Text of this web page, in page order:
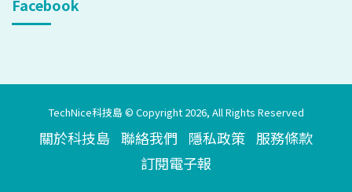
Facebook
TechNice科技島 © Copyright 2026, All Rights Reserved
關於科技島 聯絡我們 隱私政策 服務條款
訂閱電子報